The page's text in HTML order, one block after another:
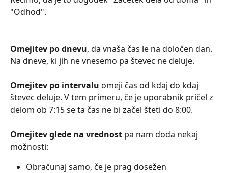
"Odhod".
Omejitev po dnevu, da vnaša čas le na določen dan.
Na dneve, ki jih ne vnesemo pa števec ne deluje.
Omejitev po intervalu omeji čas od kdaj do kdaj
števec deluje. V tem primeru, če je uporabnik pričel z
delom ob 7:15 se ta čas ne bi začel šteti do 8:00.
Omejitev glede na vrednost pa nam doda nekaj
možnosti:
Obračunaj samo, če je prag dosežen